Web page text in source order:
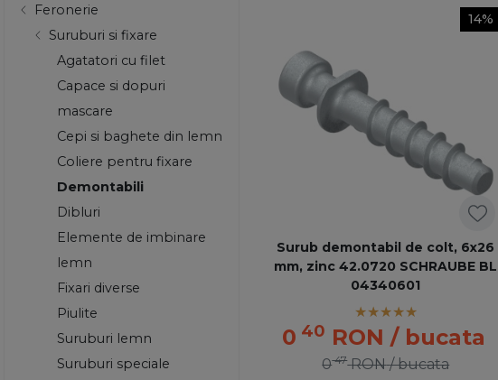
Feronerie
Suruburi si fixare
Agatatori cu filet
Capace si dopuri
mascare
Cepi si baghete din lemn
Coliere pentru fixare
Demontabili
Dibluri
Elemente de imbinare
lemn
Fixari diverse
Piulite
Suruburi lemn
Suruburi speciale
14%
Surub demontabil de colt, 6x26
mm, zinc 42.0720 SCHRAUBE BL
04340601
0 40 RON / bucata
047 RON / bucata